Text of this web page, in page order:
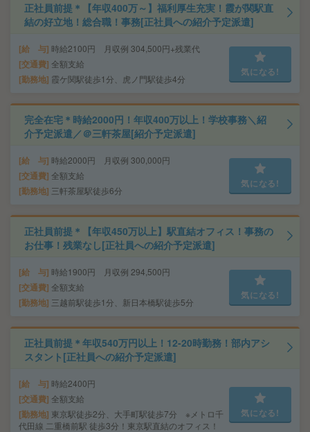
正社員前提＊【年収400万～】福利厚生充実！霞が関駅直
結の好立地！総合職！事務[正社員への紹介予定派遣]
給 与 時給2100円 月収例 304,500円+残業代
交通費 全額支給
勤務地 霞ケ関駅徒歩1分、虎ノ門駅徒歩4分
気になる!
完全在宅＊時給2000円！年収400万以上！学校事務＼紹
介予定派遣／＠三軒茶屋[紹介予定派遣]
給 与 時給2000円 月収例 300,000円
交通費 全額支給
勤務地 三軒茶屋駅徒歩6分
気になる!
正社員前提＊【年収450万以上】駅直結オフィス！事務の
お仕事！残業なし[正社員への紹介予定派遣]
給 与 時給1900円 月収例 294,500円
交通費 全額支給
勤務地 三越前駅徒歩1分、新日本橋駅徒歩5分
気になる!
正社員前提＊年収540万円以上！12-20時勤務！部内アシ
スタント[正社員への紹介予定派遣]
給 与 時給2400円
交通費 全額支給
勤務地 東京駅徒歩2分、大手町駅徒歩7分 ※メトロ千
代田線 二重橋前駅 徒歩3分！東京駅直結のオフィス！
気になる!